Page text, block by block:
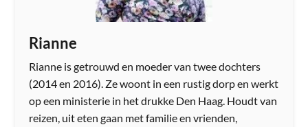
Rianne
Rianne is getrouwd en moeder van twee dochters
(2014 en 2016). Ze woont in een rustig dorp en werkt
op een ministerie in het drukke Den Haag. Houdt van
reizen, uit eten gaan met familie en vrienden,